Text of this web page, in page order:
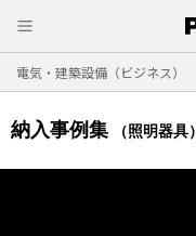
電気・建築設備（ビジネス）
納入事例集 （照明器具）